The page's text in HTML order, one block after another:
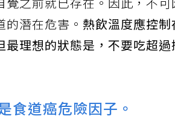
之前就已存在。因此，不
的潛在危害。熱飲溫度應控
最理想的狀態是，不要吃超
食道癌危險因子。